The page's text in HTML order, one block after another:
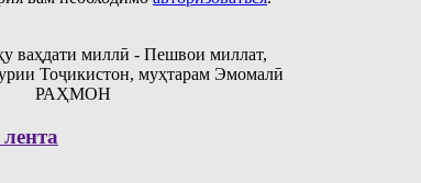
ваҳдати миллӣ - Пешвои миллат,
Тоҷикистон, муҳтарам Эмомалӣ
РАҲМОН